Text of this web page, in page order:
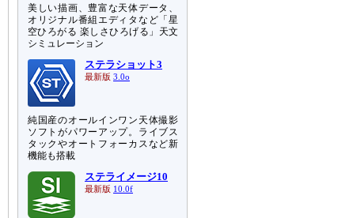
美しい描画、豊富な天体データ、
オリジナル番組エディタなど「星
空ひろがる 楽しさひろげる」天文
シミュレーション
ステラショット3
最新版 3.0o
純国産のオールインワン天体撮影
ソフトがパワーアップ。ライブス
タックやオートフォーカスなど新
機能も搭載
ステライメージ10
最新版 10.0f